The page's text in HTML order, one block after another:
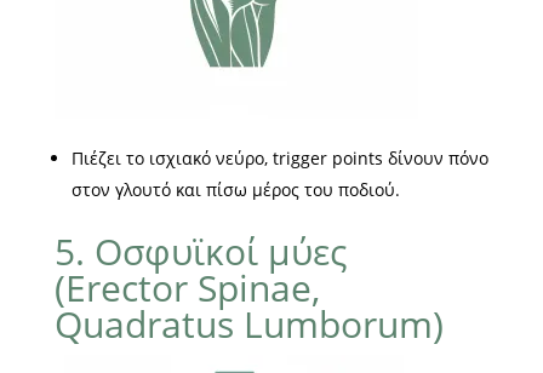
Πιέζει το ισχιακό νεύρο, trigger points δίνουν πόνο
στον γλουτό και πίσω μέρος του ποδιού.
5. Οσφυϊκοί μύες
(Erector Spinae,
Quadratus Lumborum)